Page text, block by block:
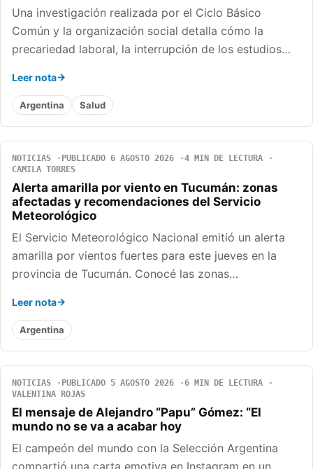
Una investigación realizada por el Ciclo Básico
Común y la organización social detalla cómo la
precariedad laboral, la interrupción de los estudios…
Leer nota
Argentina Salud
NOTICIAS PUBLICADO 6 AGOSTO 2026
4 MIN DE LECTURA
CAMILA TORRES
Alerta amarilla por viento en Tucumán: zonas
afectadas y recomendaciones del Servicio
Meteorológico
El Servicio Meteorológico Nacional emitió un alerta
amarilla por vientos fuertes para este jueves en la
provincia de Tucumán. Conocé las zonas…
Leer nota
Argentina
NOTICIAS PUBLICADO 5 AGOSTO 2026
6 MIN DE LECTURA
VALENTINA ROJAS
El mensaje de Alejandro “Papu” Gómez: “El
mundo no se va a acabar hoy
El campeón del mundo con la Selección Argentina